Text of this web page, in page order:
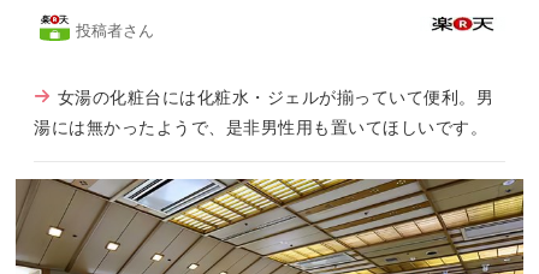
投稿者さん
女湯の化粧台には化粧水・ジェルが揃っていて便利。男
湯には無かったようで、是非男性用も置いてほしいです。